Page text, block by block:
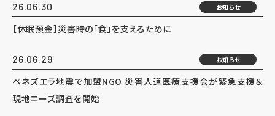
26.06.30 お知らせ
【休眠預金】災害時の「食」を支えるために
26.06.29 お知らせ
ベネズエラ地震で加盟NGO 災害人道医療支援会が緊急支援＆
現地ニーズ調査を開始